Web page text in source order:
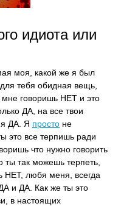
идиота или
моя, какой же я был
тебя обидная вещь,
говоришь НЕТ и это
ДА, на все твои
ДА. Я просто не
это все терпишь ради
что нужно говорить
так можешь терпеть,
НЕТ, любя меня, всегда
и ДА. Как же ты это
в настоящих